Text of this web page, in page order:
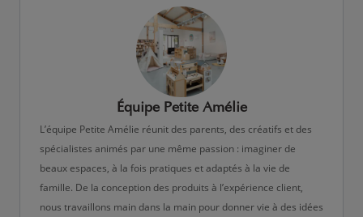
Équipe Petite Amélie
L’équipe Petite Amélie réunit des parents, des créatifs et des
spécialistes animés par une même passion : imaginer de
beaux espaces, à la fois pratiques et adaptés à la vie de
famille. De la conception des produits à l’expérience client,
nous travaillons main dans la main pour donner vie à des idées